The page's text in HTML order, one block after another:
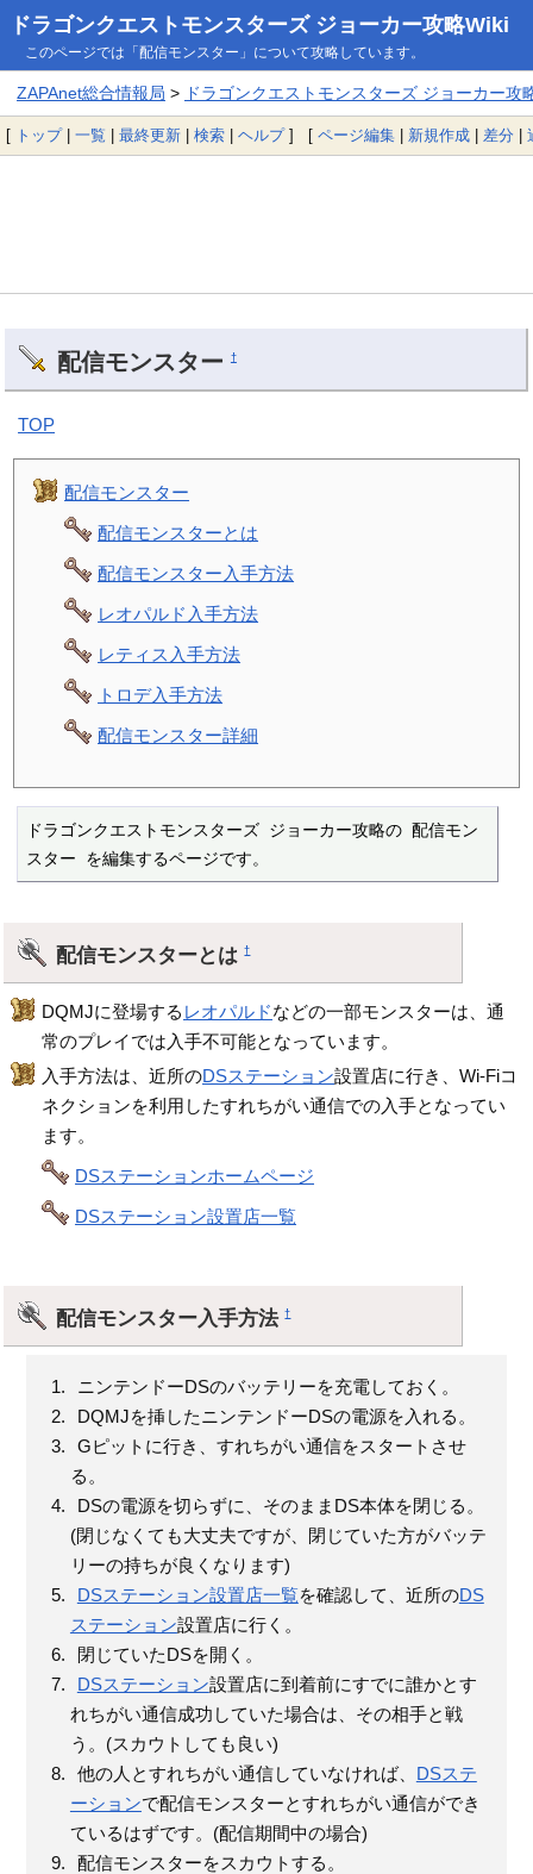
ドラゴンクエストモンスターズ ジョーカー攻略Wiki
このページでは「配信モンスター」について攻略しています。
ZAPAnet総合情報局 > ドラゴンクエストモンスターズ ジョーカー攻
[ トップ| 一覧 | 最終更新 | 検索 | ヘルプ] [ ページ編集 | 新規作成 | 差分 |
配信モンスター †
TOP
配信モンスター
配信モンスターとは
配信モンスター入手方法
レオパルド入手方法
レティス入手方法
トロデ入手方法
配信モンスター詳細
ドラゴンクエストモンスターズ ジョーカー攻略の 配信モン
スター を編集するページです。
配信モンスターとは†
DQMJに登場する レオパルドなどの一部モンスターは、通
常のプレイでは入手不可能となっています。
入手方法は、近所のDSステーション設置店に行き、Wi-Fiコ
ネクションを利用したすれちがい通信での入手となってい
ます。
DSステーションホームページ
DSステーション設置店一覧
配信モンスター入手方法†
ニンテンドーDSのバッテリーを充電しておく。
DQMJを挿したニンテンドーDSの電源を入れる。
Gピットに行き、すれちがい通信をスタートさせ
る。
DSの電源を切らずに、そのままDS本体を閉じる。
(閉じなくても大丈夫ですが、閉じていた方がバッテ
リーの持ちが良くなります)
DSステーション設置店一覧を確認して、近所のDS
ステーション設置店に行く。
閉じていたDSを開く。
DSステーション設置店に到着前にすでに誰かとす
れちがい通信成功していた場合は、その相手と戦
う。(スカウトしても良い)
他の人とすれちがい通信していなければ、
DSステ
ーションで配信モンスターとすれちがい通信ができ
ているはずです。(配信期間中の場合)
配信モンスターをスカウトする。